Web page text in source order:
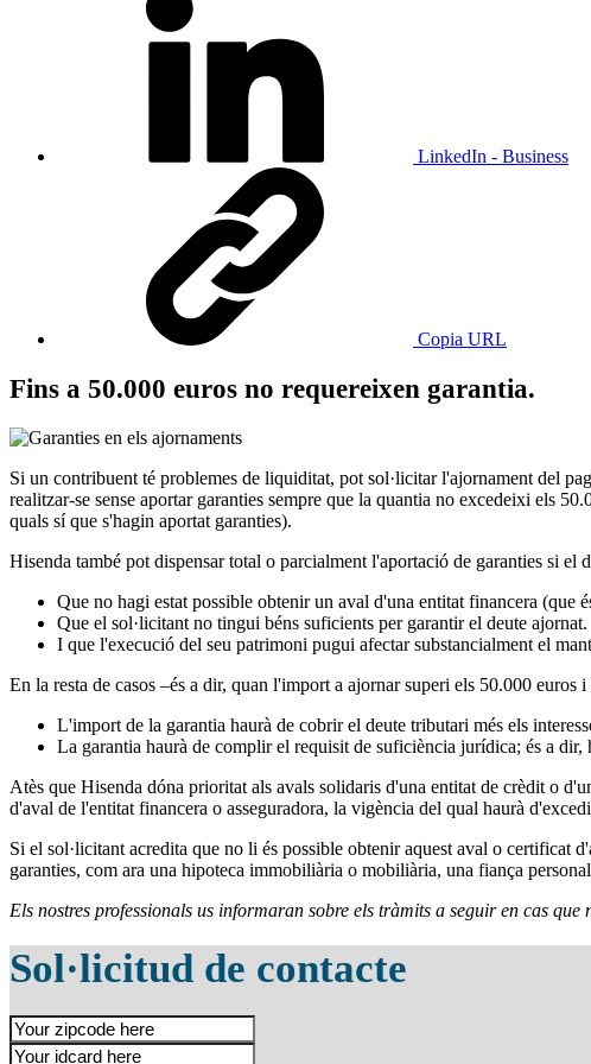
LinkedIn - Business
Copia URL
Fins a 50.000 euros no requereixen garantia.
Si un contribuent té problemes de liquiditat, pot sol·licitar l'ajornament del
realitzar-se sense aportar garanties sempre que la quantia no excedeixi els
quals sí que s'hagin aportat garanties).
Hisenda també pot dispensar total o parcialment l'aportació de garanties si el
Que no hagi estat possible obtenir un aval d'una entitat financera (que
Que el sol·licitant no tingui béns suficients per garantir el deute ajornat.
I que l'execució del seu patrimoni pugui afectar substancialment el
En la resta de casos –és a dir, quan l'import a ajornar superi els 50.000
L'import de la garantia haurà de cobrir el deute tributari més els
La garantia haurà de complir el requisit de suficiència jurídica; és a
Atès que Hisenda dóna prioritat als avals solidaris d'una entitat de crèdit o
d'aval de l'entitat financera o asseguradora, la vigència del qual haurà
Si el sol·licitant acredita que no li és possible obtenir aquest aval o certificat
garanties, com ara una hipoteca immobiliària o mobiliària, una fiança
Els nostres professionals us informaran sobre els tràmits a seguir en cas
Sol·licitud de contacte